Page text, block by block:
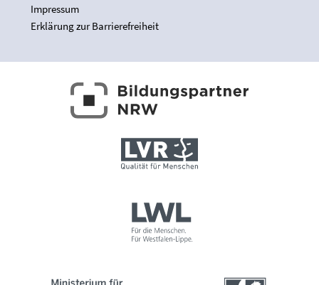
Impressum
Erklärung zur Barrierefreiheit